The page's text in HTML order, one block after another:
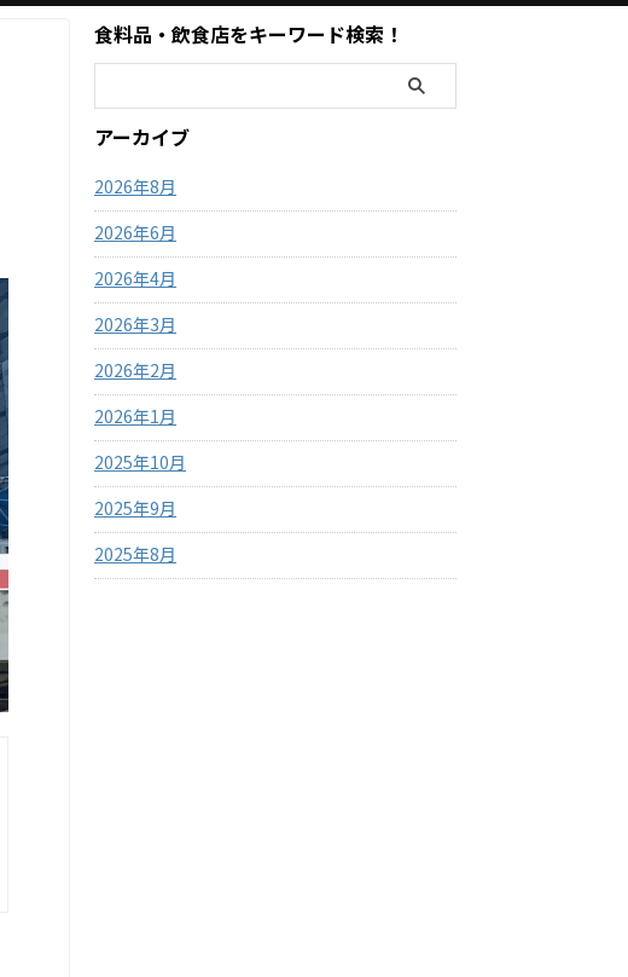
食料品・飲食店をキーワード検索！
アーカイブ
2026年8月
2026年6月
2026年4月
2026年3月
2026年2月
2026年1月
2025年10月
2025年9月
2025年8月